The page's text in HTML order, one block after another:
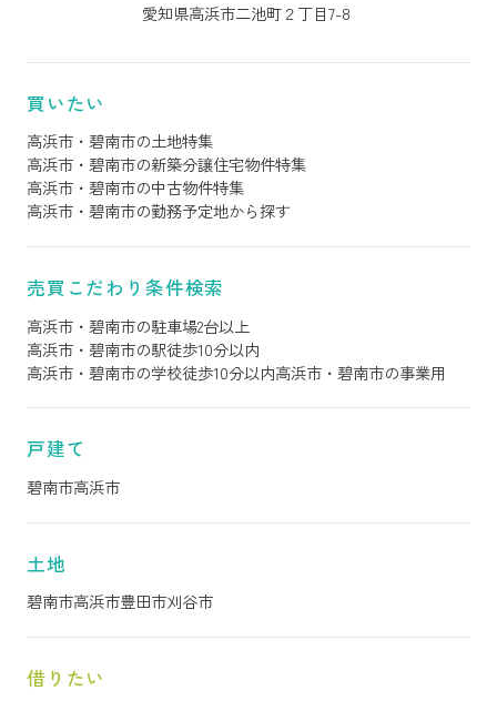
愛知県高浜市二池町２丁目7-8
買いたい
高浜市・碧南市の土地特集
高浜市・碧南市の新築分譲住宅物件特集
高浜市・碧南市の中古物件特集
高浜市・碧南市の勤務予定地から探す
売買こだわり条件検索
高浜市・碧南市の駐車場2台以上
高浜市・碧南市の駅徒歩10分以内
高浜市・碧南市の学校徒歩10分以内高浜市・碧南市の事業用
戸建て
碧南市高浜市
土地
碧南市高浜市豊田市刈谷市
借りたい